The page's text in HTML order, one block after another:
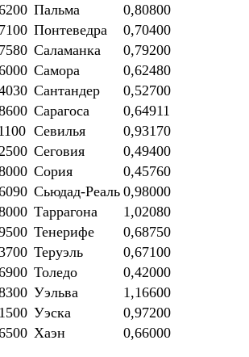
Пальма
0,80800
Понтеведра
0,70400
Саламанка
0,79200
Самора
0,62480
Сантандер
0,52700
Сарагоса
0,64911
Севилья
0,93170
Сеговия
0,49400
Сория
0,45760
Сьюдад-Реаль 0,98000
Таррагона
1,02080
Тенерифе
0,68750
Теруэль
0,67100
Толедо
0,42000
Уэльва
1,16600
Уэска
0,97200
Хаэн 0,66000